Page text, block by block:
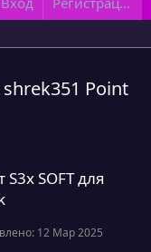
Point
SOFT для
12 Мар 2025